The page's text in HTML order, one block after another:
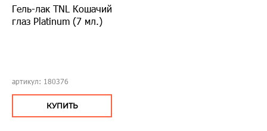
Гель-лак TNL Кошачий
глаз Platinum (7 мл.)
артикул: 180376
КУПИТЬ